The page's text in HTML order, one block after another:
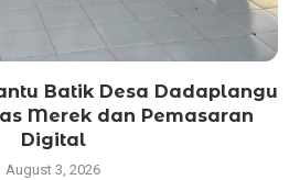
Batik Desa Dadaplangu
Merek dan Pemasaran
Digital
August 3, 2026